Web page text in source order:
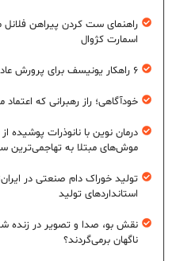
راهنمای ست کردن پیراهن فلانل
اسمارت کژوال
۶ راهکار یونیسف برای پرورش عادت‌های غذایی سالم در کودکان
خودآگاهی؛ راز رهبرانی که
موش‌های مبتلا به تهاجمی‌ترین
تولید خوراک دام صنعتی در
استانداردهای تولید
نقش بو، صدا و تصویر در زنده
ناگهان برمی‌گردند؟